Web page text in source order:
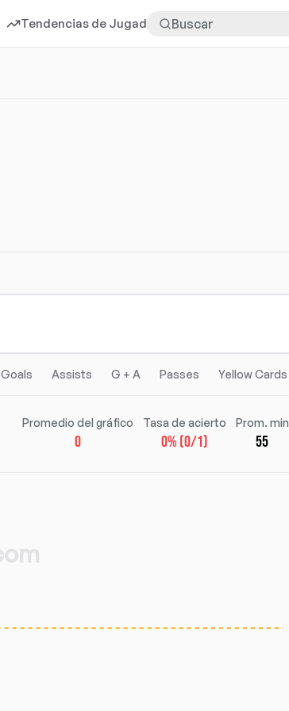
Tendencias de Jugadores Más
Goals Assists G + A Passes Yellow Cards
Promedio del gráfico
0
Tasa de acierto
0% (0/1)
Prom. min
55